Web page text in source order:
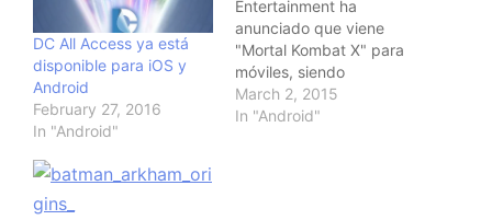
DC All Access ya está
disponible para iOS y
Android
February 27, 2016
In "Android"
Entertainment ha
anunciado que viene
"Mortal Kombat X" para
móviles, siendo
confirmado para iPad,
iPhone, iPod touch y
March 2, 2015
In "Android"